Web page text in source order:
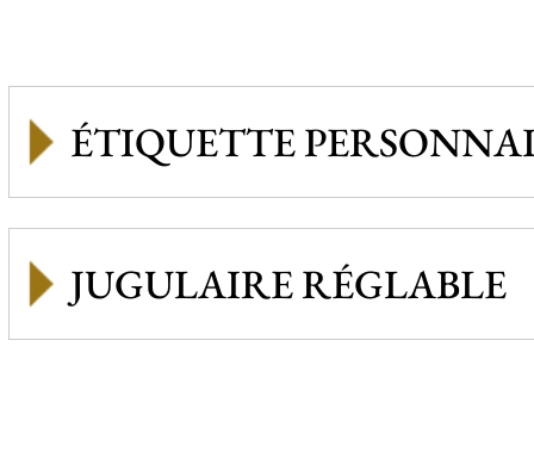
ÉTIQUETTE
JUGULAIRE RÉGLABLE